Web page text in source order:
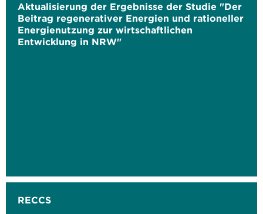
Aktualisierung der Ergebnisse der Studie "Der
Beitrag regenerativer Energien und rationeller
Energienutzung zur wirtschaftlichen
Entwicklung in NRW"
RECCS